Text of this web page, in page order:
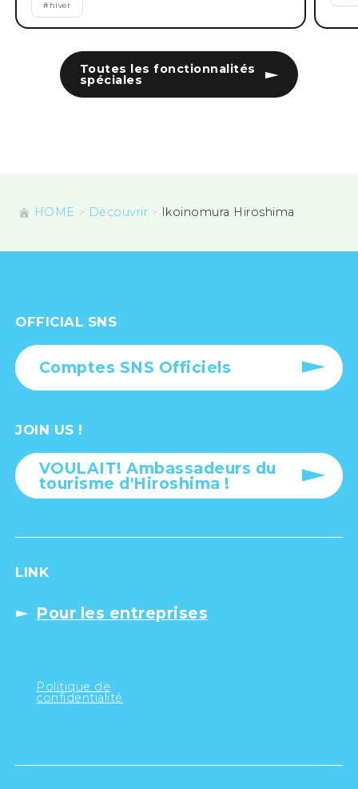
Toutes les fonctionnalités
spéciales
# hiver
HOME Découvrir Ikoinomura Hiroshima
OFFICIAL SNS
Comptes SNS Officiels
JOIN US !
VOULAIT! Ambassadeurs du
tourisme d'Hiroshima !
LINK
Pour les entreprises
Politique de
confidentialité